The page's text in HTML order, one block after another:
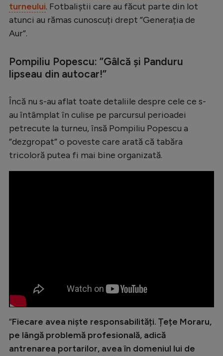
Starurile fotbalului
EURO 2024
Clasamente
Tenis
Handbal
Natație
Formula 1
turneului. Fotbaliștii care au făcut parte din lot
atunci au rămas cunoscuți drept ”Generația de
Aur”.
Pompiliu Popescu: ”Gâlcă și Panduru
lipseau din autocar!”
Încă nu s-au aflat toate detaliile despre cele ce s-
au întâmplat în culise pe parcursul perioadei
petrecute la turneu, însă Pompiliu Popescu a
”dezgropat” o poveste care arată că tabăra
tricoloră putea fi mai bine organizată.
”Fiecare avea niște responsabilități. Țețe Moraru,
pe lângă problemă profesională, adică
antrenarea portarilor, avea în domeniul lui de